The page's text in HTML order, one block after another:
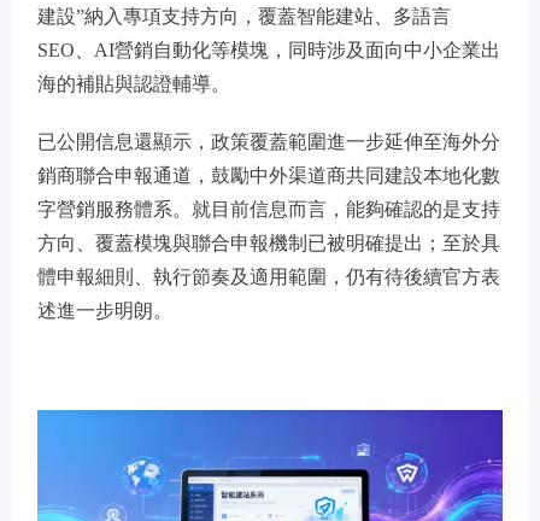
建設”納入專項支持方向，覆蓋智能建站、多語言
SEO、AI營銷自動化等模塊，同時涉及面向中小企業出
海的補貼與認證輔導。
已公開信息還顯示，政策覆蓋範圍進一步延伸至海外分
銷商聯合申報通道，鼓勵中外渠道商共同建設本地化數
字營銷服務體系。就目前信息而言，能夠確認的是支持
方向、覆蓋模塊與聯合申報機制已被明確提出；至於具
體申報細則、執行節奏及適用範圍，仍有待後續官方表
述進一步明朗。